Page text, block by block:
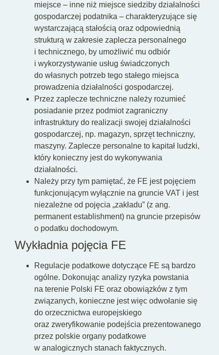
miejsce – inne niż miejsce siedziby działalności
gospodarczej podatnika – charakteryzujące się
wystarczającą stałością oraz odpowiednią
strukturą w zakresie zaplecza personalnego
i technicznego, by umożliwić mu odbiór
i wykorzystywanie usług świadczonych
do własnych potrzeb tego stałego miejsca
prowadzenia działalności gospodarczej.
Przez zaplecze techniczne należy rozumieć
posiadanie przez podmiot zagraniczny
infrastruktury do realizacji swojej działalności
gospodarczej, np. magazyn, sprzęt techniczny,
maszyny. Zaplecze personalne to kapitał ludzki,
który konieczny jest do wykonywania
działalności.
Należy przy tym pamiętać, że FE jest pojęciem
funkcjonującym wyłącznie na gruncie VAT i jest
niezależne od pojęcia „zakładu” (z ang.
permanent establishment) na gruncie przepisów
o podatku dochodowym.
Wykładnia pojęcia FE
Regulacje podatkowe dotyczące FE są bardzo
ogólne. Dokonując analizy ryzyka powstania
na terenie Polski FE oraz obowiązków z tym
związanych, konieczne jest więc odwołanie się
do orzecznictwa europejskiego
oraz zweryfikowanie podejścia prezentowanego
przez polskie organy podatkowe
w analogicznych stanach faktycznych.